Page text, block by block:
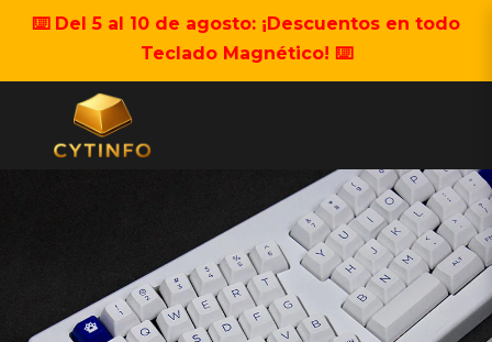
⌨️ Del 5 al 10 de agosto: ¡Descuentos en todo
Teclado Magnético! ⌨️